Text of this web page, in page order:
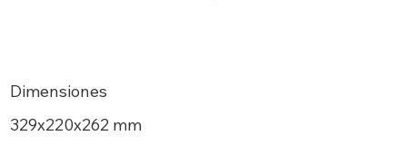
Dimensiones
329х220x262 mm